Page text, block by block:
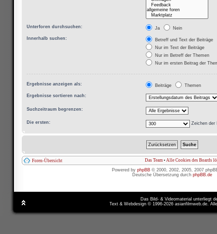
Unterforen durchsuchen: Ja Nein
Innerhalb suchen:
Betreff und Text der Beiträge
Nur im Text der Beiträge
Nur im Betreff der Themen
Nur im ersten Beitrag der
Ergebnisse anzeigen als: Beiträge Themen
Ergebnisse sortieren nach:
Suchzeitraum begrenzen:
Die ersten: Zeichen der
Foren-Übersicht Das Team • Alle Cookies des Boards
Powered by phpBB © 2000, 2002, 2005, 2007
Deutsche Übersetzung durch phpBB.de
Das Bild- & Videomaterial unterliegt
Text & Webdesign © 1996-2026 asianfilmweb.de.